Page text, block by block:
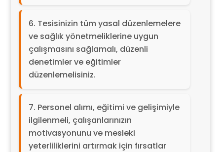
Tesisinizin tüm yasal düzenlemelere
ve sağlık yönetmeliklerine uygun
çalışmasını sağlamalı, düzenli
denetimler ve eğitimler
düzenlemelisiniz.
Personel alımı, eğitimi ve gelişimiyle
ilgilenmeli, çalışanlarınızın
motivasyonunu ve mesleki
yeterliliklerini artırmak için fırsatlar